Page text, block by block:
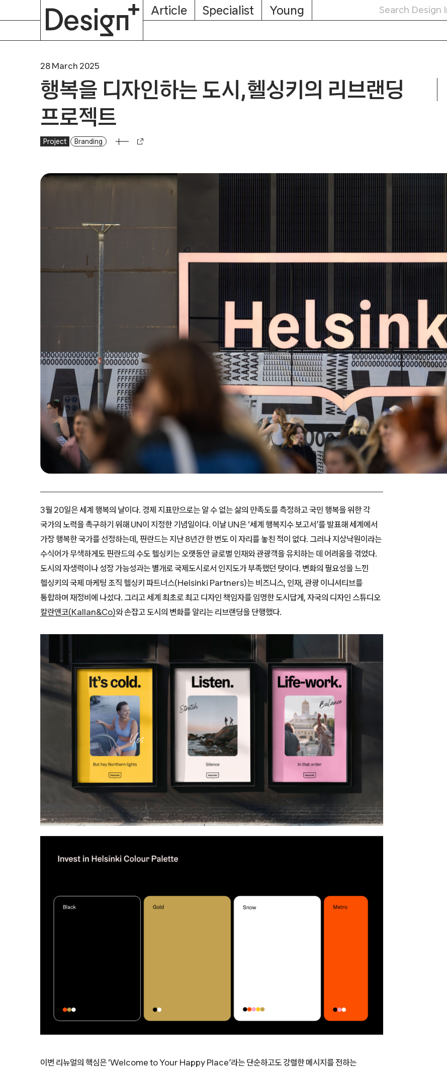
Article Specialist Young
28 March 2025
행복을 디자인하는 도시,헬싱키의 리브랜딩
프로젝트
Project Branding
행복을 디자인하는 도시,헬싱키의 리브랜딩 프로젝트
3월 20일은 세계 행복의 날이다. 경제 지표만으로는 알 수 없는 삶의 만족도를 측정하고 국민 행복을 위한 각
국가의 노력을 촉구하기 위해 UN이 지정한 기념일이다. 이날 UN은 ‘세계 행복지수 보고서’를 발표해 세계에서
가장 행복한 국가를 선정하는데, 핀란드는 지난 8년간 한 번도 이 자리를 놓친 적이 없다. 그러나 지상낙원이라는
수식어가 무색하게도 핀란드의 수도 헬싱키는 오랫동안 글로벌 인재와 관광객을 유치하는 데 어려움을 겪었다.
도시의 자생력이나 성장 가능성과는 별개로 국제도시로서 인지도가 부족했던 탓이다. 변화의 필요성을 느낀
헬싱키의 국제 마케팅 조직 헬싱키 파트너스(Helsinki Partners)는 비즈니스, 인재, 관광 이니셔티브를
통합하며 재정비에 나섰다. 그리고 세계 최초로 최고 디자인 책임자를 임명한 도시답게, 자국의 디자인 스튜디오
칼란앤코(Kallan&Co)와 손잡고 도시의 변화를 알리는 리브랜딩을 단행했다.
이번 리뉴얼의 핵심은 ‘Welcome to Your Happy Place’라는 단순하고도 강렬한 메시지를 전하는
About
Subscription
Magazine